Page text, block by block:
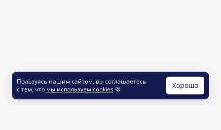
Пользуясь нашим сайтом, вы соглашаетесь
с тем, что мы используем cookies 🍪 Хорошо